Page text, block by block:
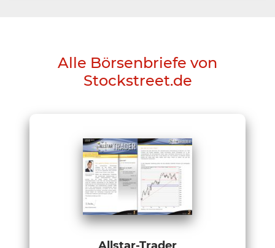
Alle Börsenbriefe von
Stockstreet.de